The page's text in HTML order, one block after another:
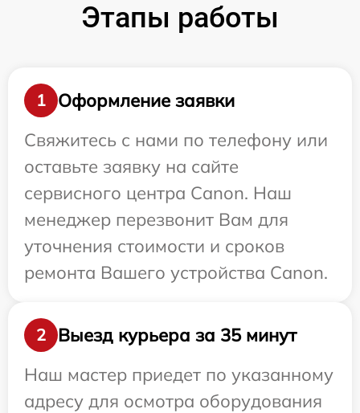
Этапы работы
1
Оформление заявки
Свяжитесь с нами по телефону или
оставьте заявку на сайте
сервисного центра Canon. Наш
менеджер перезвонит Вам для
уточнения стоимости и сроков
ремонта Вашего устройства Canon.
2
Выезд курьера за 35 минут
Наш мастер приедет по указанному
адресу для осмотра оборудования